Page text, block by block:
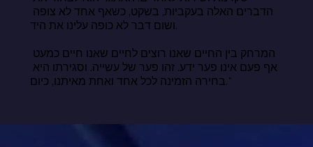
ושום דבר לא כופה עלינו את היד.
בחירה הזמינה לכל אחד ואחת מאיתנו, כיום."